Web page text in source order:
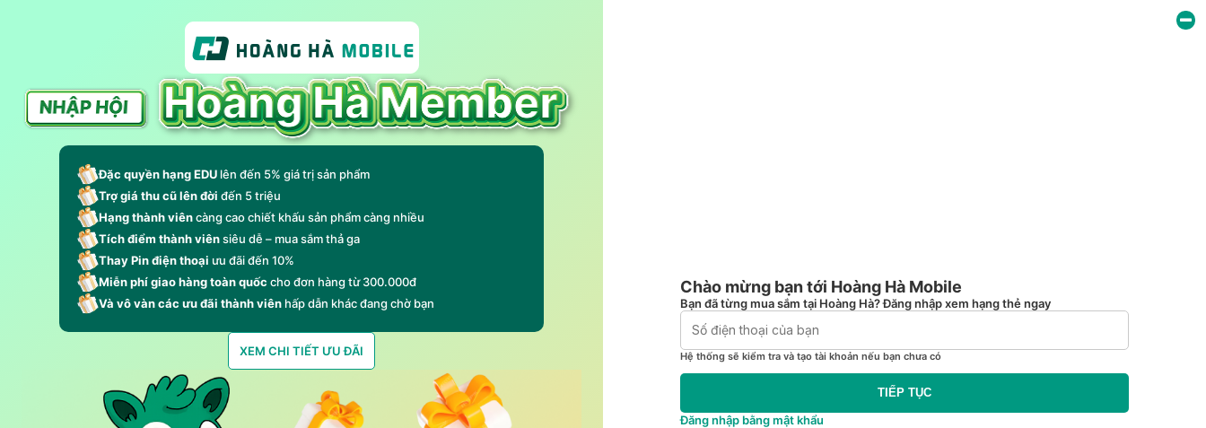
Đặc quyền hạng EDU lên đến 5% giá trị sản phẩm
Trợ giá thu cũ lên đời đến 5 triệu
Hạng thành viêncàng cao chiết khấu sản phẩm càng nhiều
Tích điểm thành viênsiêu dễ – mua sắm thả ga
Thay Pin điện thoại ưu đãi đến 10%
Miễn phí giao hàng toàn quốccho đơn hàng từ 300.000đ
Và vô vàn các ưu đãi thành viên hấp dẫn khác đang chờ bạn
XEM CHI TIẾT ƯU ĐÃI
Chào mừng bạn tới Hoàng Hà Mobile
Bạn đã từng mua sắm tại Hoàng Hà? Đăng nhập xem hạng thẻ ngay
Hệ thống sẽ kiểm tra và tạo tài khoản nếu bạn chưa có
TIẾP TỤC
Đăng nhập bằng mật khẩu